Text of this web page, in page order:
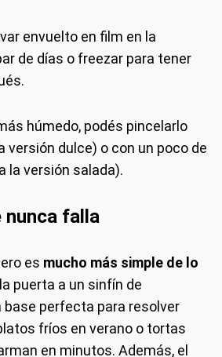
envuelto en film en la
de días o freezar para tener
húmedo, podés pincelarlo
versión dulce) o con un poco de
la versión salada).
nunca falla
es mucho más simple de lo
puerta a un sinfín de
base perfecta para resolver
fríos en verano o tortas
en minutos. Además, el